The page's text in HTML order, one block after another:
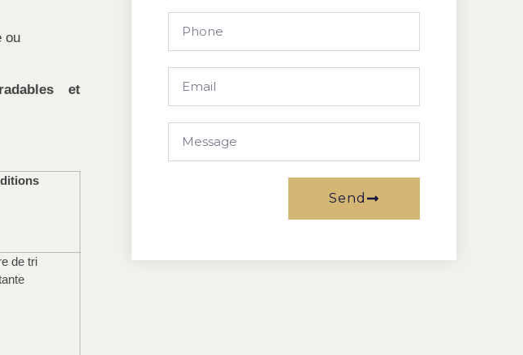
ou
et
de tri
Send